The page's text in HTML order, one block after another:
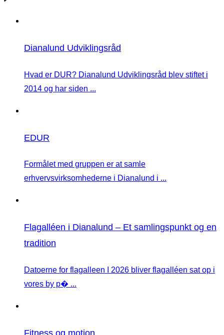
Dianalund Udviklingsråd
Hvad er DUR? Dianalund Udviklingsråd blev stiftet i
2014 og har siden ...
EDUR
Formålet med gruppen er at samle
erhvervsvirksomhederne i Dianalund i ...
Flagalléen i Dianalund – Et samlingspunkt og en
tradition
Datoerne for flagalleen I 2026 bliver flagalléen sat op i
vores by p� ...